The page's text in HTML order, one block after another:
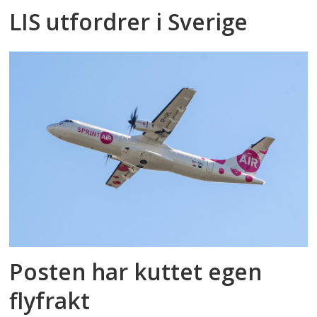
LIS utfordrer i Sverige
Posten har kuttet egen
flyfrakt